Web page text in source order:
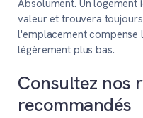
Absolument. Un logement
valeur et trouvera
l'emplacement compense
légèrement plus bas.
Consultez nos
recommandés